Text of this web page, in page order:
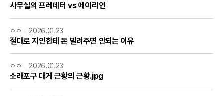
사무실의 프레데터 vs 에이리언
ㅇㅇ 2026.01.23
절대로 지인한테 돈 빌려주면 안되는 이유
ㅇㅇ 2026.01.23
소래포구 대게 근황의 근황.jpg